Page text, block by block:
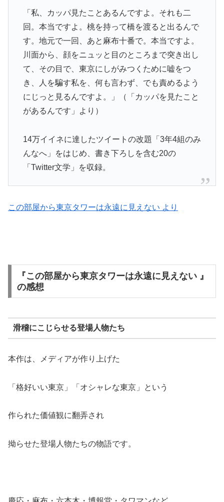
「私、カッパ見たことあるんですよ。それも二
回。本当ですよ。桃を持って橋を渡ると出るんで
す。地元で一回、あと麻布十番で。本当ですよ。
川面から、顔をニュッと目のところまで突き出し
て、その目で、東京にしがみつくために嘘をつ
き、人を騙す私を、何も言わず、でも責めるよう
にじっと見るんですよ。」（「カッパを見たこと
があるんです」より）
14万イイネに達したツイートの改題「3年4組のみ
んなへ」をはじめ、書き下ろしを含む20の
「Twitter文学」を収録。
この部屋から東京タワーは永遠に見えない より
『この部屋から東京タワーは永遠に見えない 』
の感想
滑稽にこじらせる登場人物たち
本作は、メディアが作り上げた
「格好いい東京」「オシャレな東京」という
作られた価値観に翻弄され
拗らせた登場人物たちの物語です。